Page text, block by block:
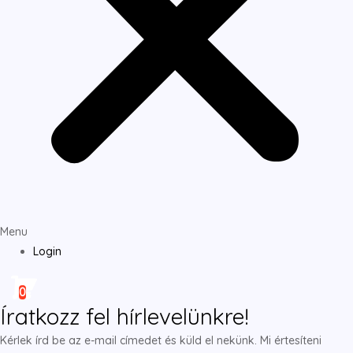
Menu
Login
0
Íratkozz fel hírlevelünkre!
Kérlek írd be az e-mail címedet és küld el nekünk. Mi értesíteni